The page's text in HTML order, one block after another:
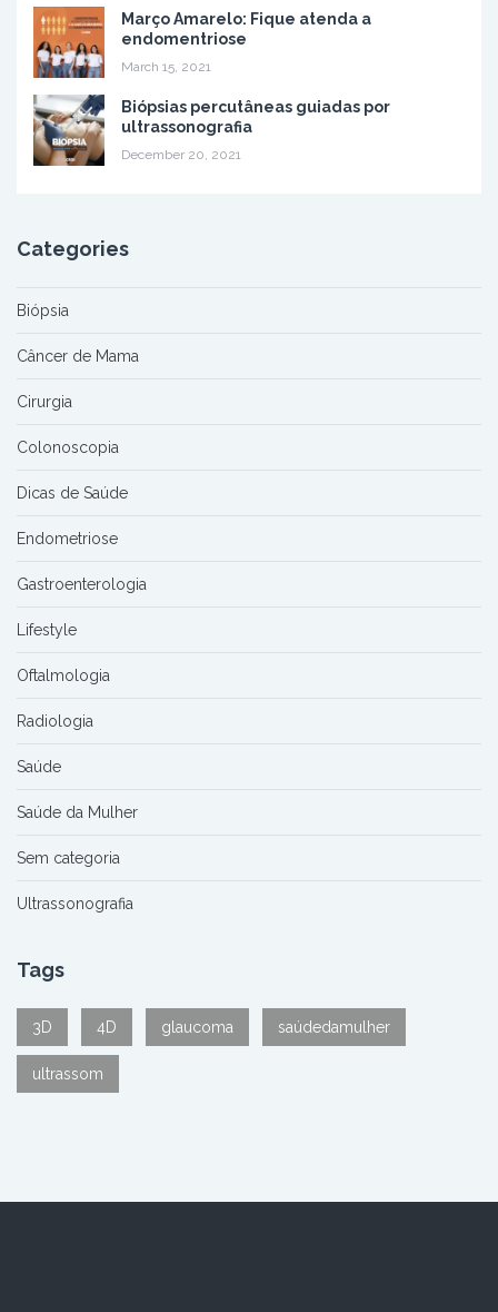
Março Amarelo: Fique atenda a
endomentriose
March 15, 2021
Biópsias percutâneas guiadas por
ultrassonografia
December 20, 2021
Categories
Biópsia
Câncer de Mama
Cirurgia
Colonoscopia
Dicas de Saúde
Endometriose
Gastroenterologia
Lifestyle
Oftalmologia
Radiologia
Saúde
Saúde da Mulher
Sem categoria
Ultrassonografia
Tags
3D 4D glaucoma saúdedamulher
ultrassom